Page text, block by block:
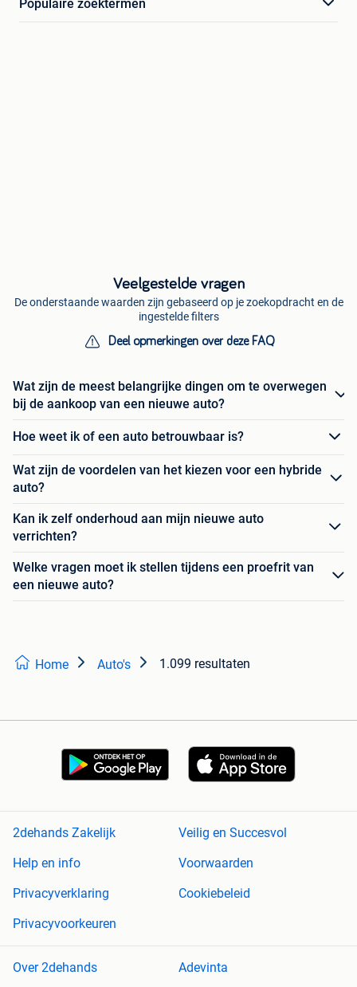
Populaire zoektermen
Veelgestelde vragen
De onderstaande waarden zijn gebaseerd op je zoekopdracht en de
ingestelde filters
Deel opmerkingen over deze FAQ
Wat zijn de meest belangrijke dingen om te overwegen
bij de aankoop van een nieuwe auto?
Hoe weet ik of een auto betrouwbaar is?
Wat zijn de voordelen van het kiezen voor een hybride
auto?
Kan ik zelf onderhoud aan mijn nieuwe auto
verrichten?
Welke vragen moet ik stellen tijdens een proefrit van
een nieuwe auto?
Home Auto's 1.099 resultaten
2dehands Zakelijk
Veilig en Succesvol
Help en info
Voorwaarden
Privacyverklaring
Cookiebeleid
Privacyvoorkeuren
Over 2dehands Adevinta